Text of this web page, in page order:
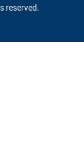
reserved.